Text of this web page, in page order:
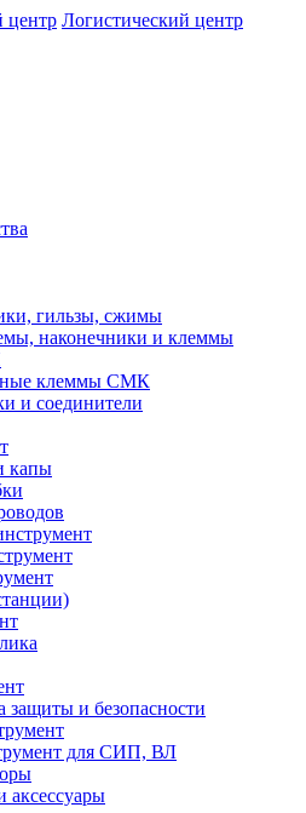
центр Логистический центр
гильзы, сжимы
наконечники и клеммы
клеммы СМК
и соединители
капы
защиты и безопасности
для СИП, ВЛ
аксессуары